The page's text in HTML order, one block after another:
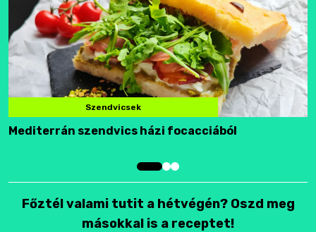
Szendvicsek
Mediterrán szendvics házi focacciából
Főztél valami tutit a hétvégén? Oszd meg
másokkal is a receptet!